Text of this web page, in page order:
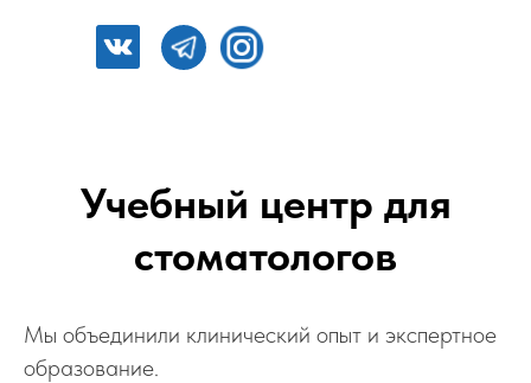
Учебный центр для
стоматологов
Мы объединили клинический опыт и экспертное
образование.